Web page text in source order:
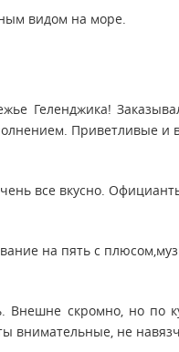
видом на море.
Геленджика!
Приветливые
все вкусно.
на пять с
скромно, но по
не